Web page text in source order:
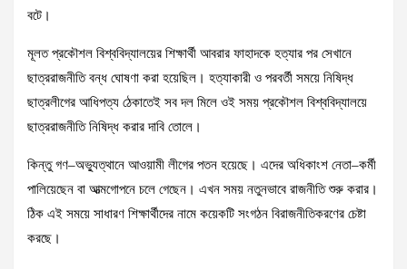
বটে।
মূলত প্রকৌশল বিশ্ববিদ্যালয়ের শিক্ষার্থী আবরার ফাহাদকে হত্যার পর সেখানে
ছাত্ররাজনীতি বন্ধ ঘোষণা করা হয়েছিল। হত্যাকারী ও পরবর্তী সময়ে নিষিদ্ধ
ছাত্রলীগের আধিপত্য ঠেকাতেই সব দল মিলে ওই সময় প্রকৌশল বিশ্ববিদ্যালয়ে
ছাত্ররাজনীতি নিষিদ্ধ করার দাবি তোলে।
কিন্তু গণ–অভ্যুত্থানে আওয়ামী লীগের পতন হয়েছে। এদের অধিকাংশ নেতা–কর্মী
পালিয়েছেন বা আত্মগোপনে চলে গেছেন। এখন সময় নতুনভাবে রাজনীতি শুরু করার।
ঠিক এই সময়ে সাধারণ শিক্ষার্থীদের নামে কয়েকটি সংগঠন বিরাজনীতিকরণের চেষ্টা
করছে।